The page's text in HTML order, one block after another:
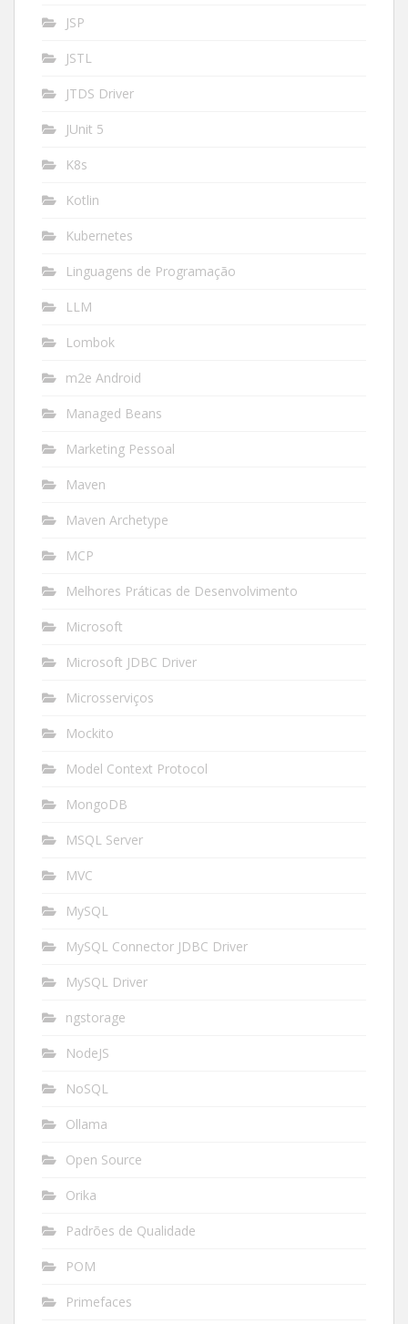
JSP
JSTL
JTDS Driver
JUnit 5
K8s
Kotlin
Kubernetes
Linguagens de Programação
LLM
Lombok
m2e Android
Managed Beans
Marketing Pessoal
Maven
Maven Archetype
MCP
Melhores Práticas de Desenvolvimento
Microsoft
Microsoft JDBC Driver
Microsserviços
Mockito
Model Context Protocol
MongoDB
MSQL Server
MVC
MySQL
MySQL Connector JDBC Driver
MySQL Driver
ngstorage
NodeJS
NoSQL
Ollama
Open Source
Orika
Padrões de Qualidade
POM
Primefaces